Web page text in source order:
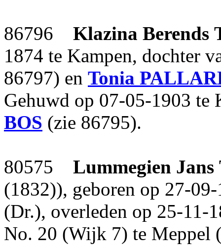
86796 Klazina Berends
1874 te Kampen, dochter
86797) en Tonia
Gehuwd op 07-05-1903 te
BOS (zie 86795).
80575 Lummegien Jans
(1832)), geboren op 27-
(Dr.), overleden op 25-11-
No. 20 (Wijk 7) te